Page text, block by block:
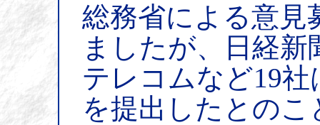
総務省による意見
ましたが、日経
テレコムなど19
を提出したとのこ